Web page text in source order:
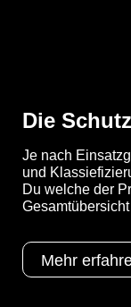
Die
Je nach
und
Du welche der
Mehr